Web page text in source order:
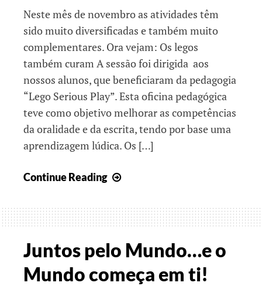
Neste mês de novembro as atividades têm
sido muito diversificadas e também muito
complementares. Ora vejam: Os legos
também curam A sessão foi dirigida aos
nossos alunos, que beneficiaram da pedagogia
“Lego Serious Play”. Esta oficina pedagógica
teve como objetivo melhorar as competências
da oralidade e da escrita, tendo por base uma
aprendizagem lúdica. Os […]
Continue Reading
em
Construção…
Juntos pelo Mundo…e o
Mundo começa em ti!